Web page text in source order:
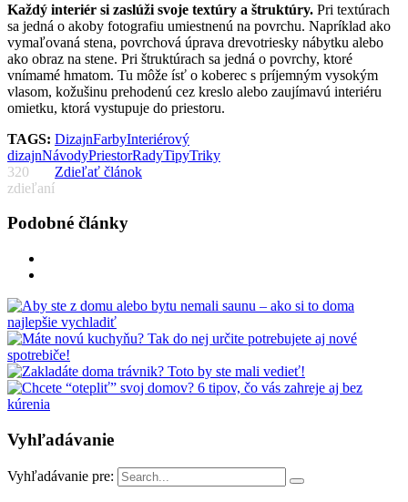
Každý interiér si zaslúži svoje textúry a štruktúry. Pri textúrach
sa jedná o akoby fotografiu umiestnenú na povrchu. Napríklad ako
vymaľovaná stena, povrchová úprava drevotriesky nábytku alebo
ako obraz na stene. Pri štruktúrach sa jedná o povrchy, ktoré
vnímamé hmatom. Tu môže ísť o koberec s príjemným vysokým
vlasom, kožušinu prehodenú cez kreslo alebo zaujímavú interiéru
omietku, ktorá vystupuje do priestoru.
TAGS: DizajnFarbyInteriérový
dizajnNávodyPriestorRadyTipyTriky
320
zdieľaní
Zdieľať článok
Podobné články
Vyhľadávanie
Vyhľadávanie pre: